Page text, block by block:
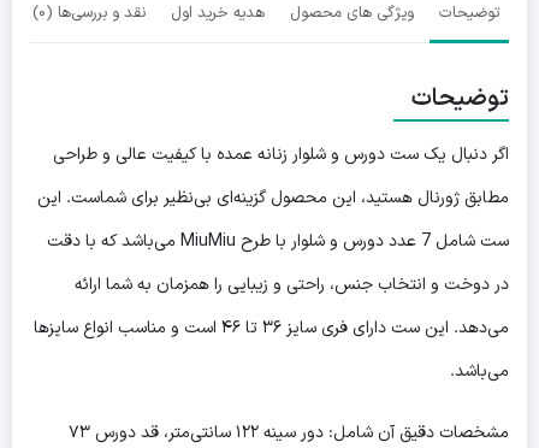
توضیحات ویژگی های محصول هدیه خرید اول نقد و بررسی‌ها (0)
توضیحات
اگر دنبال یک ست دورس و شلوار زنانه عمده با کیفیت عالی و طراحی
مطابق ژورنال هستید، این محصول گزینه‌ای بی‌نظیر برای شماست. این
ست شامل 7 عدد دورس و شلوار با طرح MiuMiu می‌باشد که با دقت
در دوخت و انتخاب جنس، راحتی و زیبایی را همزمان به شما ارائه
می‌دهد. این ست دارای فری سایز ۳۶ تا ۴۶ است و مناسب انواع سایزها
می‌باشد.
مشخصات دقیق آن شامل: دور سینه ۱۲۲ سانتی‌متر، قد دورس ۷۳